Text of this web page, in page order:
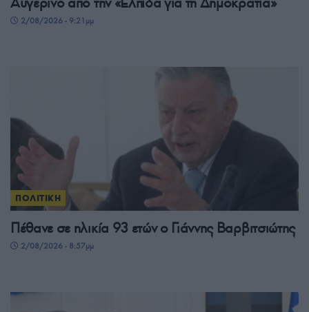
2/08/2026 - 9:21μμ
ΠΟΛΙΤΙΚΗ
Πέθανε σε ηλικία 93 ετών ο Γιάννης Βαρβιτσιώτης
2/08/2026 - 8:57μμ